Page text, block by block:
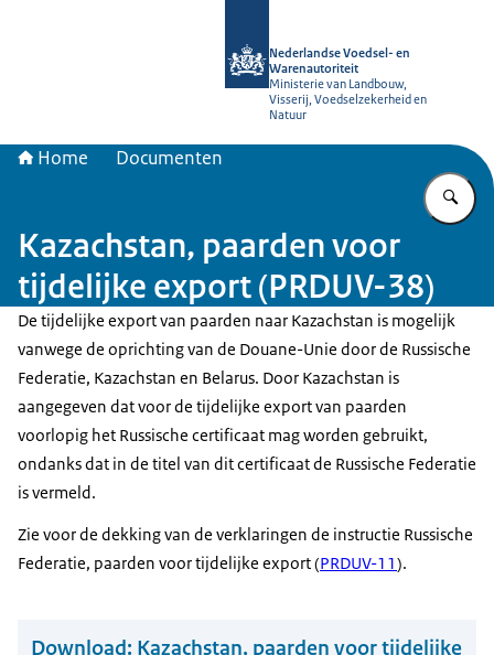
Nederlandse Voedsel- en
Warenautoriteit
Ministerie van Landbouw,
Visserij, Voedselzekerheid en
Natuur
Home Documenten
Kazachstan, paarden voor
tijdelijke export (PRDUV-38)
De tijdelijke export van paarden naar Kazachstan is mogelijk
vanwege de oprichting van de Douane-Unie door de Russische
Federatie, Kazachstan en Belarus. Door Kazachstan is
aangegeven dat voor de tijdelijke export van paarden
voorlopig het Russische certificaat mag worden gebruikt,
ondanks dat in de titel van dit certificaat de Russische Federatie
is vermeld.
Zie voor de dekking van de verklaringen de instructie Russische
Federatie, paarden voor tijdelijke export (PRDUV-11).
Download: Kazachstan, paarden voor tijdelijke